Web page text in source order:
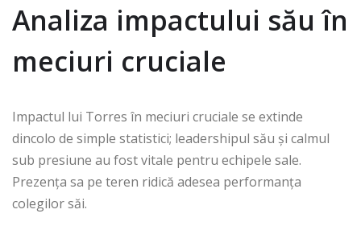
Analiza impactului său în
meciuri cruciale
Impactul lui Torres în meciuri cruciale se extinde
dincolo de simple statistici; leadershipul său și calmul
sub presiune au fost vitale pentru echipele sale.
Prezența sa pe teren ridică adesea performanța
colegilor săi.